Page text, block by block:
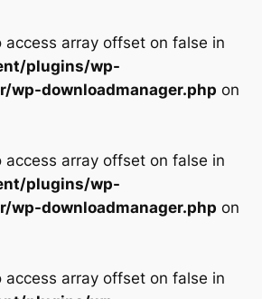
access array offset on false in
plugins/wp-
wp-downloadmanager.php on
access array offset on false in
plugins/wp-
wp-downloadmanager.php on
access array offset on false in